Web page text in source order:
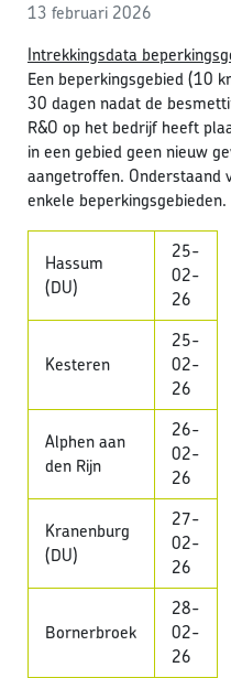
13 februari 2026
Intrekkingsdata
Een beperkingsgebied (10
30 dagen nadat de
R&O op het bedrijf heeft
in een gebied geen nieuw
aangetroffen. Onderstaand
enkele beperkingsgebieden.
Hassum
(DU)
25-
02-
26
Kesteren
25-
02-
26
Alphen aan
den Rijn
26-
02-
26
Kranenburg
(DU)
27-
02-
26
Bornerbroek
28-
02-
26